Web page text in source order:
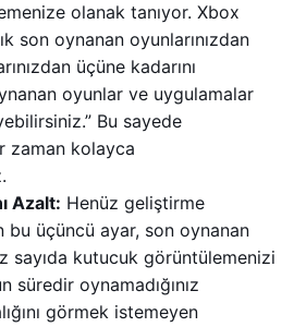
olanak tanıyor. Xbox
son oynanan oyunlarınızdan
üçüne kadarını
oyunlar ve uygulamalar
Bu sayede
zaman kolayca
Azalt: Henüz geliştirme
bu üçüncü ayar, son oynanan
sayıda kutucuk görüntülemenizi
süredir oynamadığınız
görmek istemeyen